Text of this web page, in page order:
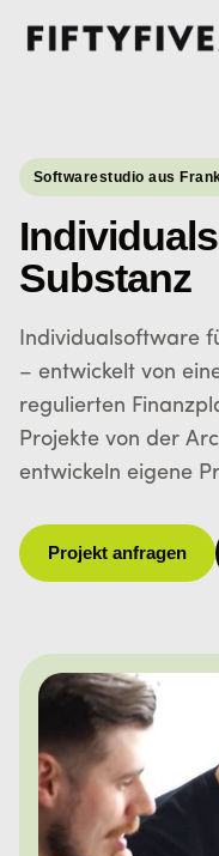
Softwarestudio aus
Substanz
Individualsoftware
– entwickelt von
regulierten
Projekte von der
entwickeln eigene
Projekt anfragen